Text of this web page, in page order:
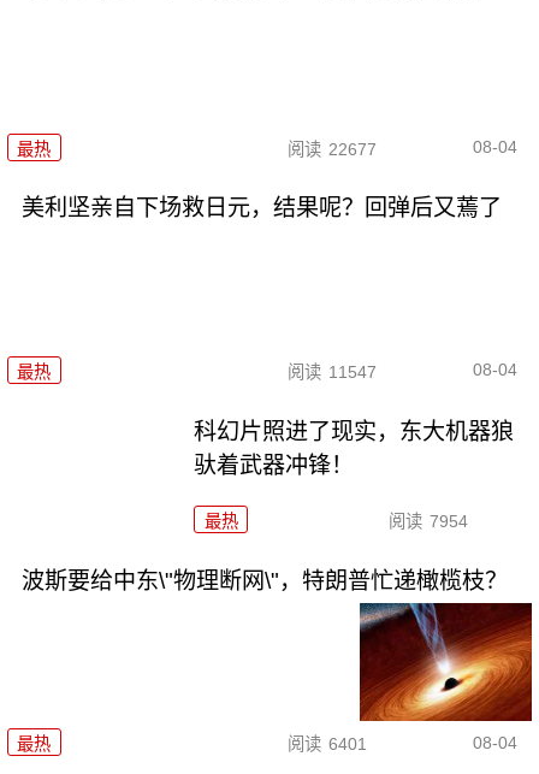
最热 阅读 22677 08-04
美利坚亲自下场救日元，结果呢？回弹后又蔫了
最热 阅读 11547 08-04
科幻片照进了现实，东大机器狼
驮着武器冲锋！
最热 阅读 7954
波斯要给中东\"物理断网\"，特朗普忙递橄榄枝？
最热 阅读 6401 08-04